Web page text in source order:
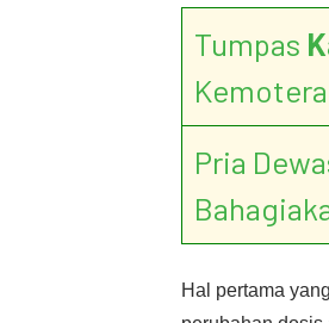
Tumpas
Pria
Hal pertama